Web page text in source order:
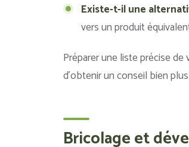
Existe-t-il une
vers un produit
Préparer une liste précise
d’obtenir un conseil bien
Bricolage et